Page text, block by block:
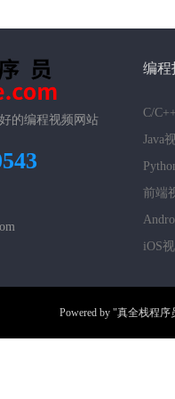
的编程视频网站
编程
C/
Java
前端
iOS
Powered by "真全栈程序